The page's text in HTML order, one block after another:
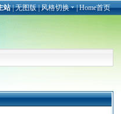
站|无图版|风格切换 |Home首页